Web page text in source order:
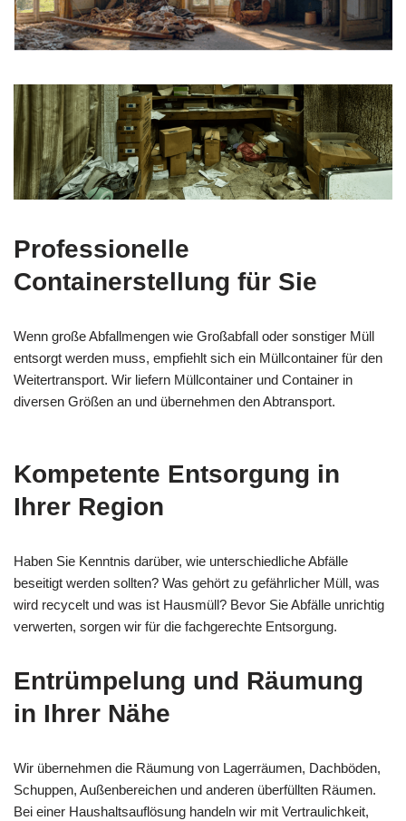
Professionelle
Containerstellung für Sie
Wenn große Abfallmengen wie Großabfall oder sonstiger Müll
entsorgt werden muss, empfiehlt sich ein Müllcontainer für den
Weitertransport. Wir liefern Müllcontainer und Container in
diversen Größen an und übernehmen den Abtransport.
Kompetente Entsorgung in
Ihrer Region
Haben Sie Kenntnis darüber, wie unterschiedliche Abfälle
beseitigt werden sollten? Was gehört zu gefährlicher Müll, was
wird recycelt und was ist Hausmüll? Bevor Sie Abfälle unrichtig
verwerten, sorgen wir für die fachgerechte Entsorgung.
Entrümpelung und Räumung
in Ihrer Nähe
Wir übernehmen die Räumung von Lagerräumen, Dachböden,
Schuppen, Außenbereichen und anderen überfüllten Räumen.
Bei einer Haushaltsauflösung handeln wir mit Vertraulichkeit,